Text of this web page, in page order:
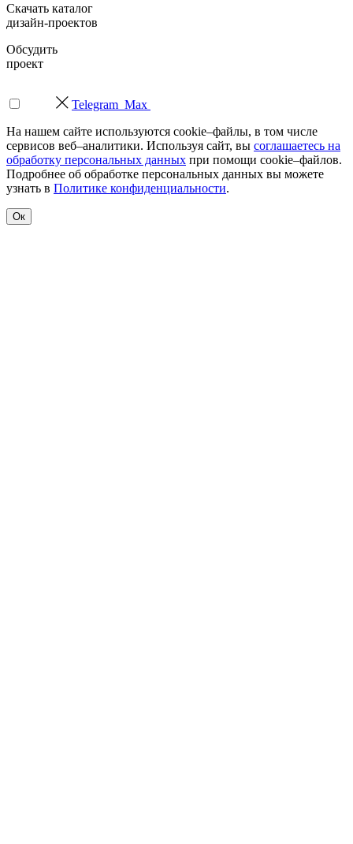
Скачать каталог
дизайн-проектов
Обсудить
проект
Telegram Max
На нашем сайте используются cookie–файлы, в том числе
сервисов веб–аналитики. Используя сайт, вы соглашаетесь на
обработку персональных данных при помощи cookie–файлов.
Подробнее об обработке персональных данных вы можете
узнать в Политике конфиденциальности.
Ок